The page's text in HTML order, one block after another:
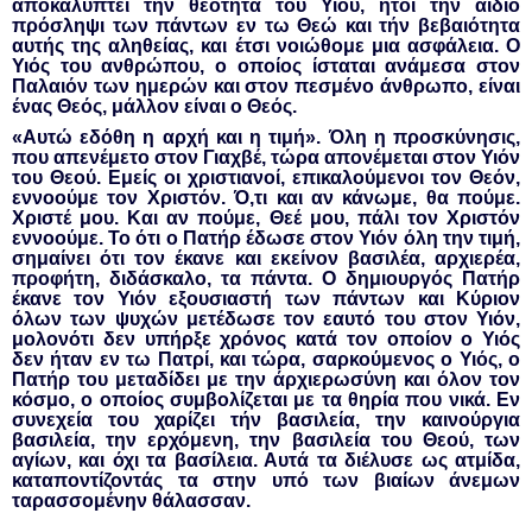
αποκαλύπτει την θεότητα του Υιού, ήτοι την αΐδιο
πρόσληψι των πάντων εν τω Θεώ και τήν βεβαιότητα
αυτής της αληθείας, και έτσι νοιώθομε μια ασφάλεια. Ο
Υιός του ανθρώπου, ο οποίος ίσταται ανάμεσα στον
Παλαιόν των ημερών και στον πεσμένο άνθρωπο, είναι
ένας Θεός, μάλλον είναι ο Θεός.
«Αυτώ εδόθη η αρχή και η τιμή». Όλη η προσκύνησις,
που απενέμετο στον Γιαχβέ, τώρα απονέμεται στον Υιόν
του Θεού. Εμείς οι χριστιανοί, επικαλούμενοι τον Θεόν,
εννοούμε τον Χριστόν. Ό,τι και αν κάνωμε, θα πούμε.
Χριστέ μου. Και αν πούμε, Θεέ μου, πάλι τον Χριστόν
εννοούμε. Το ότι ο Πατήρ έδωσε στον Υιόν όλη την τιμή,
σημαίνει ότι τον έκανε και εκείνον βασιλέα, αρχιερέα,
προφήτη, διδάσκαλο, τα πάντα. Ο δημιουργός Πατήρ
έκανε τον Υιόν εξουσιαστή των πάντων και Κύριον
όλων των ψυχών μετέδωσε τον εαυτό του στον Υιόν,
μολονότι δεν υπήρξε χρόνος κατά τον οποίον ο Υιός
δεν ήταν εν τω Πατρί, και τώρα, σαρκούμενος ο Υιός, ο
Πατήρ του μεταδίδει με την άρχιερωσύνη και όλον τον
κόσμο, ο οποίος συμβολίζεται με τα θηρία που νικά. Εν
συνεχεία του χαρίζει τήν βασιλεία, την καινούργια
βασιλεία, την ερχόμενη, την βασιλεία του Θεού, των
αγίων, και όχι τα βασίλεια. Αυτά τα διέλυσε ως ατμίδα,
καταποντίζοντάς τα στην υπό των βιαίων άνεμων
ταρασσομένην θάλασσαν.